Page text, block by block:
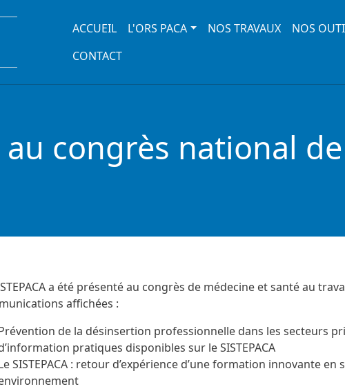
Main navigation
ACCUEIL L'ORS PACA NOS TRAVAUX NOS
CONTACT
au congrès national
a été présenté au congrès de médecine et santé au
affichées :
de la désinsertion professionnelle dans les secteurs
pratiques disponibles sur le SISTEPACA
SISTEPACA : retour d’expérience d’une formation innovante